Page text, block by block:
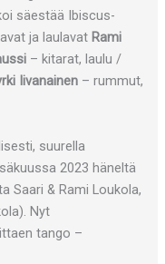
säestää Ibiscus-
ja laulavat Rami
– kitarat, laulu /
Iivanainen – rummut,
suurella
2023 häneltä
Saari & Rami Loukola,
Nyt
tango –